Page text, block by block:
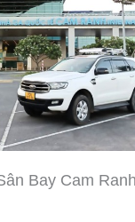
Bay Cam